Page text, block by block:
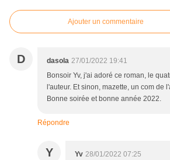
Ajouter un commentaire
D dasola 27/01/2022 19:41
Bonsoir Yv, j'ai adoré ce roman, le
l'auteur. Et sinon, mazette, un com de
Bonne soirée et bonne année 2022.
Répondre
Y Yv 28/01/2022 07:25